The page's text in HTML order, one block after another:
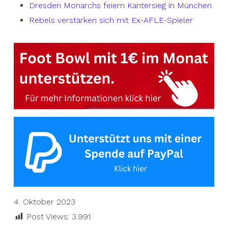
Dresden Monarchs feiern Kantersieg in München
Rebels verstärken sich mit Ex-AFLE-Spieler
4. Oktober 2023
Post Views: 3.991